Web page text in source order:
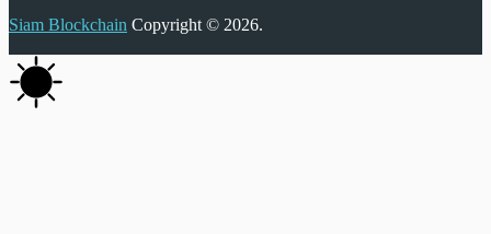
Siam Blockchain Copyright © 2026.